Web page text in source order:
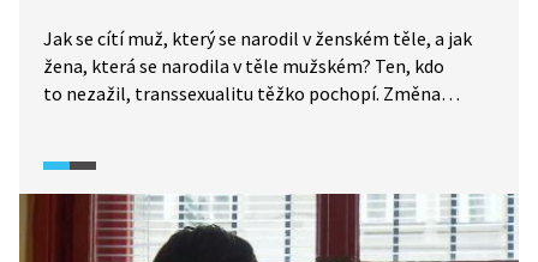
Jak se cítí muž, který se narodil v ženském těle, a jak
žena, která se narodila v těle mužském? Ten, kdo
to nezažil, transsexualitu těžko pochopí. Změna
a nepřijati z důvodu své jinakosti. Denny, Tereza
i Kristián vyprávějí svůj příběh.